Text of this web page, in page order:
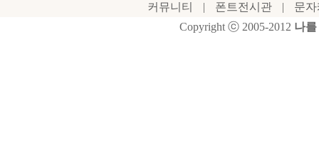
커뮤니티 | 폰트전시관 |
문
Copyright ⓒ 2005-2012 나